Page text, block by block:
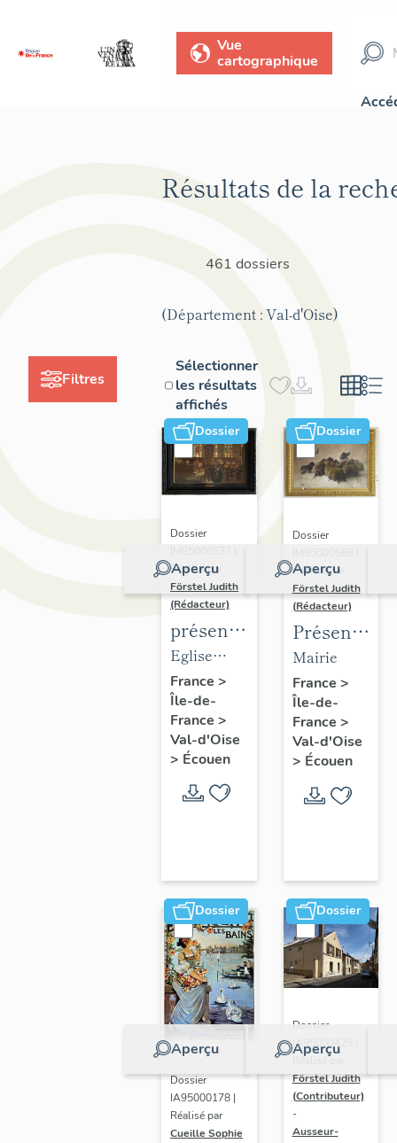
Vue
cartographique
Filtres
Résultats de la
461 dossiers
(Département : Val-d'Oise)
Sélectionner
les résultats
affichés
Dossier
Aperçu
Dossier
Réalisé par
Förstel Judith
(Rédacteur)
présentation
du
mobilier
de
l'église
d'Ecouen
Eglise
Saint-
Acceul
France >
Île-de-
France >
Val-d'Oise
> Écouen
Dossier
Aperçu
Dossier
Réalisé par
Förstel Judith
(Rédacteur)
du
mobilier
de la
mairie
d'Ecouen
Mairie
France >
Île-de-
France >
Val-d'Oise
> Écouen
Dossier
Aperçu
Dossier
IA95000178 |
Réalisé par
Cueille Sophie
Dossier
Aperçu
Dossier
IA95000425 |
Réalisé par
Förstel Judith
(Contributeur)
-
Ausseur-